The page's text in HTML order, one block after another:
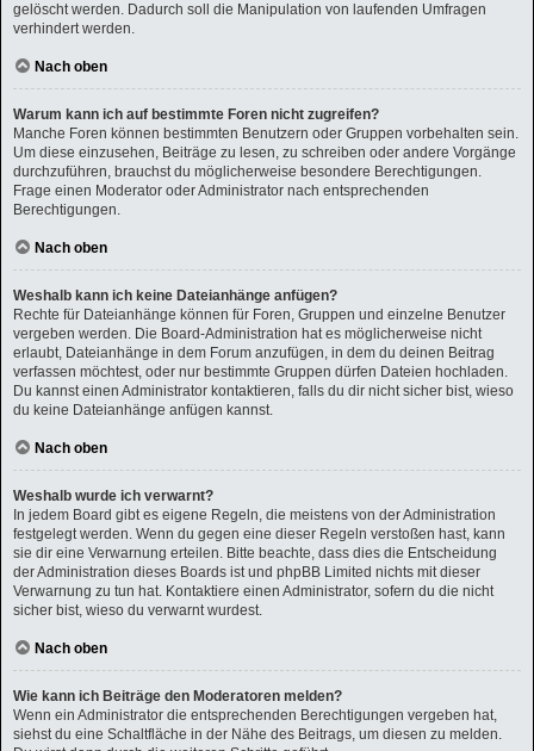
gelöscht werden. Dadurch soll die Manipulation von laufenden Umfragen
verhindert werden.
Nach oben
Warum kann ich auf bestimmte Foren nicht zugreifen?
Manche Foren können bestimmten Benutzern oder Gruppen vorbehalten sein.
Um diese einzusehen, Beiträge zu lesen, zu schreiben oder andere Vorgänge
durchzuführen, brauchst du möglicherweise besondere Berechtigungen.
Frage einen Moderator oder Administrator nach entsprechenden
Berechtigungen.
Nach oben
Weshalb kann ich keine Dateianhänge anfügen?
Rechte für Dateianhänge können für Foren, Gruppen und einzelne Benutzer
vergeben werden. Die Board-Administration hat es möglicherweise nicht
erlaubt, Dateianhänge in dem Forum anzufügen, in dem du deinen Beitrag
verfassen möchtest, oder nur bestimmte Gruppen dürfen Dateien hochladen.
Du kannst einen Administrator kontaktieren, falls du dir nicht sicher bist, wieso
du keine Dateianhänge anfügen kannst.
Nach oben
Weshalb wurde ich verwarnt?
In jedem Board gibt es eigene Regeln, die meistens von der Administration
festgelegt werden. Wenn du gegen eine dieser Regeln verstoßen hast, kann
sie dir eine Verwarnung erteilen. Bitte beachte, dass dies die Entscheidung
der Administration dieses Boards ist und phpBB Limited nichts mit dieser
Verwarnung zu tun hat. Kontaktiere einen Administrator, sofern du die nicht
sicher bist, wieso du verwarnt wurdest.
Nach oben
Wie kann ich Beiträge den Moderatoren melden?
Wenn ein Administrator die entsprechenden Berechtigungen vergeben hat,
siehst du eine Schaltfläche in der Nähe des Beitrags, um diesen zu melden.